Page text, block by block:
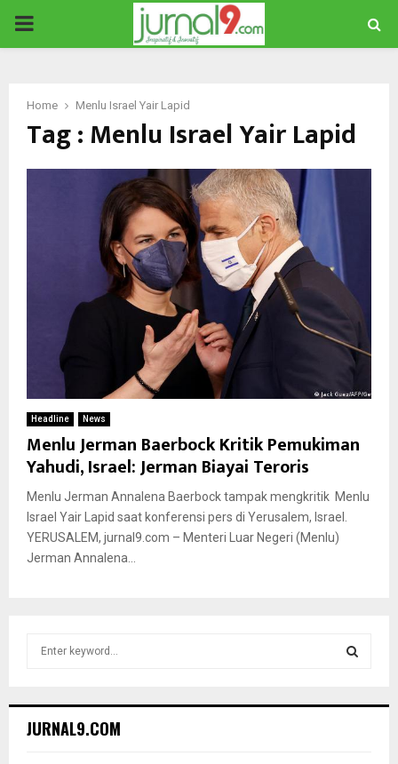
PRIMARY
Home Menlu Israel Yair Lapid
Tag : Menlu Israel Yair Lapid
Headline News
Menlu Jerman Baerbock Kritik Pemukiman
Yahudi, Israel: Jerman Biayai Teroris
Menlu Jerman Annalena Baerbock tampak mengkritik Menlu
Israel Yair Lapid saat konferensi pers di Yerusalem, Israel.
YERUSALEM, jurnal9.com – Menteri Luar Negeri (Menlu)
Jerman Annalena...
h
JURNAL9.COM